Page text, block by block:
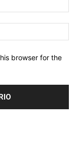
browser for the